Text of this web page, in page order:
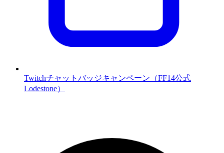
Twitchチャットバッジキャンペーン（FF14公式
Lodestone）